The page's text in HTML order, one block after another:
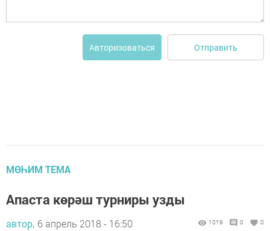
Авторизоваться Отправить
МӨҺИМ ТЕМА
Апаста көрәш турниры узды
автор, 6 апрель 2018 - 16:50 1019 0 0